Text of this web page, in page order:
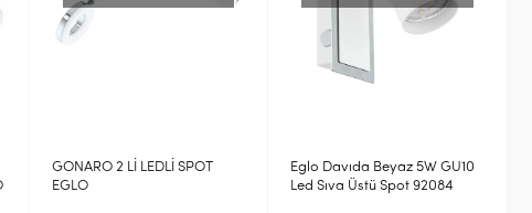
Eglo Davıda Beyaz 5W GU10
Led Sıva Üstü Spot 92084
Eglo Pıerıno 2'li Nikel Krom
2x5W Sarı Işık Led Sıva Üstü